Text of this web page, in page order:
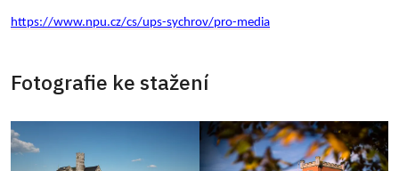
https://www.npu.cz/cs/ups-sychrov/pro-media
Fotografie ke stažení